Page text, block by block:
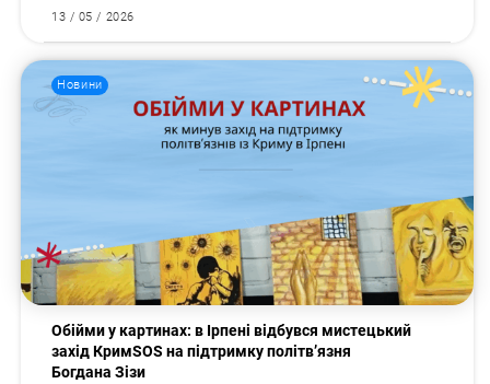
13 / 05 / 2026
Новини
Обійми у картинах: в Ірпені відбувся мистецький
захід КримSOS на підтримку політв’язня
Богдана Зізи